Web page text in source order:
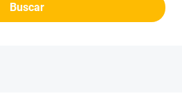
Buscar